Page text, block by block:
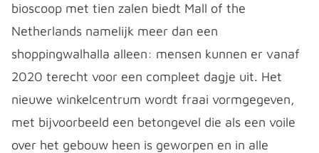
bioscoop met tien zalen biedt Mall of the
Netherlands namelijk meer dan een
shoppingwalhalla alleen: mensen kunnen er vanaf
2020 terecht voor een compleet dagje uit. Het
nieuwe winkelcentrum wordt fraai vormgegeven,
met bijvoorbeeld een betongevel die als een voile
over het gebouw heen is geworpen en in alle